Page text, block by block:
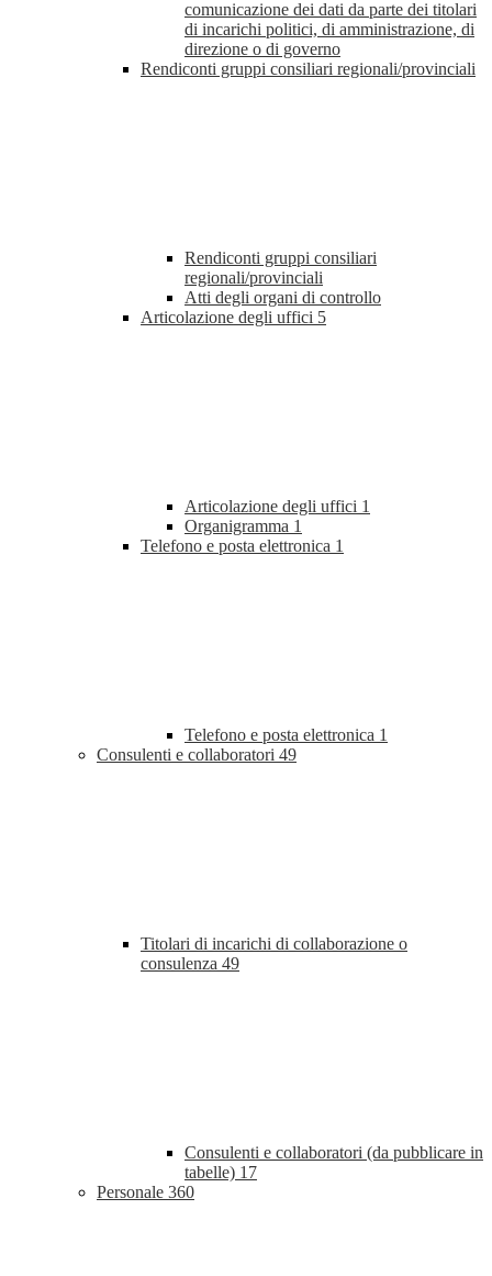
comunicazione dei dati da parte dei titolari
di incarichi politici, di amministrazione, di
direzione o di governo
Rendiconti gruppi consiliari regionali/provinciali
Rendiconti gruppi consiliari
regionali/provinciali
Atti degli organi di controllo
Articolazione degli uffici 5
Articolazione degli uffici 1
Organigramma 1
Telefono e posta elettronica 1
Telefono e posta elettronica 1
Consulenti e collaboratori 49
Titolari di incarichi di collaborazione o
consulenza 49
Consulenti e collaboratori (da pubblicare in
tabelle) 17
Personale 360